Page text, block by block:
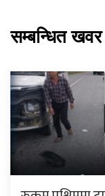
सम्बन्धित खवर